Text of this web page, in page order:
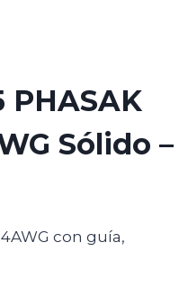
PHASAK
Sólido –
con guía,